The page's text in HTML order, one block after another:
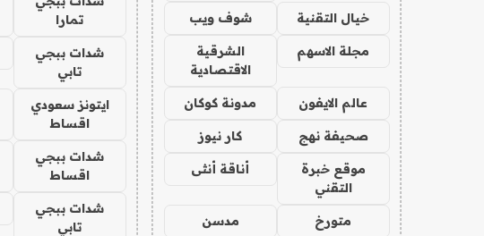
خيال التقنية شوف ويب
مجلة الاسهم
الشرقية
الاقتصادية
عالم الايفون مدونة كوكان
صحيفة نهج كار نيوز
موقع خبرة
التقني
أناقة أنثى
متورخ مدسن
تمارا
شدات ببجي
تابي
ايتونز سعودي
اقساط
شدات ببجي
اقساط
شدات ببجي
تابي